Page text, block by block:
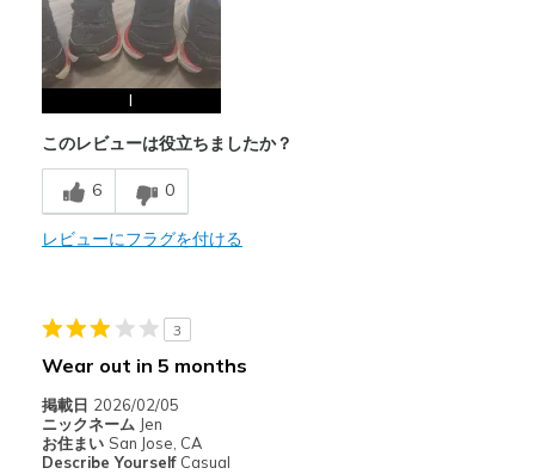
I
このレビューは役立ちましたか？
6 0
レビューにフラグを付ける
3
Wear out in 5 months
掲載日 2026/02/05
ニックネーム Jen
お住まい San Jose, CA
Describe Yourself Casual